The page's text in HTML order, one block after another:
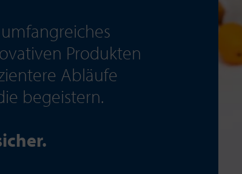
Produkten
Abläufe
begeistern.